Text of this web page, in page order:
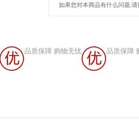
如果您对本商品有什么问题,请
品质保障 购物无忧 品质保障